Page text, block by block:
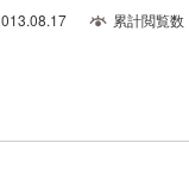
累計閲覧数